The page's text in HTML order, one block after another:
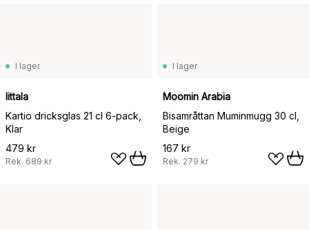
I lager
Iittala
Kartio dricksglas 21 cl 6-pack,
Klar
479 kr
Rek. 689 kr
I lager
Moomin Arabia
Bisamråttan Muminmugg 30 cl,
Beige
167 kr
Rek. 279 kr